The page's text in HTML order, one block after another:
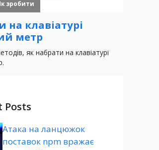
Posts
Атака на ланцюжок
поставок npm вражає